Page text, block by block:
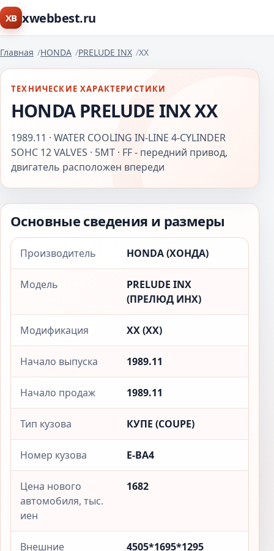
XB xwebbest.ru
Главная HONDA PRELUDE INX XX
ТЕХНИЧЕСКИЕ ХАРАКТЕРИСТИКИ
HONDA PRELUDE INX XX
1989.11 · WATER COOLING IN-LINE 4-CYLINDER
SOHC 12 VALVES · 5MT · FF - передний привод,
двигатель расположен впереди
Основные сведения и размеры
Производитель HONDA (ХОНДА)
Модель
PRELUDE INX
(ПРЕЛЮД ИНX)
Модификация XX (XX)
Начало выпуска 1989.11
Начало продаж 1989.11
Тип кузова КУПЕ (COUPE)
Номер кузова E-BA4
Цена нового
автомобиля, тыс.
иен
1682
Внешние
4505*1695*1295